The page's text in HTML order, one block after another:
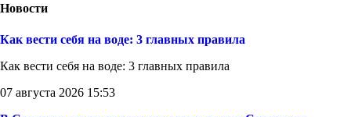
Новости
Как вести себя на воде: 3 главных правила
Как вести себя на воде: 3 главных правила
07 августа 2026 15:53